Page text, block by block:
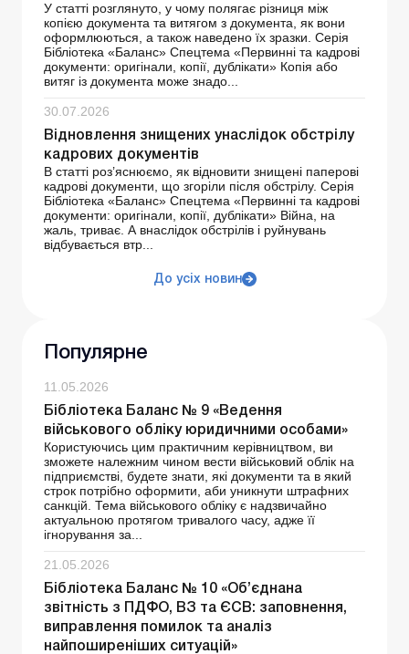
У статті розглянуто, у чому полягає різниця між
копією документа та витягом з документа, як вони
оформлюються, а також наведено їх зразки. Серія
Бібліотека «Баланс» Спецтема «Первинні та кадрові
документи: оригінали, копії, дублікати» Копія або
витяг із документа може знадо...
30.07.2026
Відновлення знищених унаслідок обстрілу
кадрових документів
В статті роз’яснюємо, як відновити знищені паперові
кадрові документи, що згоріли після обстрілу. Серія
Бібліотека «Баланс» Спецтема «Первинні та кадрові
документи: оригінали, копії, дублікати» Війна, на
жаль, триває. А внаслідок обстрілів і руйнувань
відбувається втр...
До усіх новин
Популярне
11.05.2026
Бібліотека Баланс № 9 «Ведення
військового обліку юридичними особами»
Користуючись цим практичним керівництвом, ви
зможете належним чином вести військовий облік на
підприємстві, будете знати, які документи та в який
строк потрібно оформити, аби уникнути штрафних
санкцій. Тема військового обліку є надзвичайно
актуальною протягом тривалого часу, адже її
ігнорування за...
21.05.2026
Бібліотека Баланс № 10 «Об’єднана
звітність з ПДФО, ВЗ та ЄСВ: заповнення,
виправлення помилок та аналіз
найпоширеніших ситуацій»